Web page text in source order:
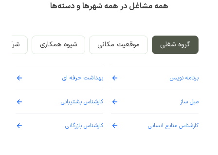
همه مشاغل در همه شهرها و دسته‌ها
گروه شغلی موقعیت مکانی شیوه همکاری
برنامه نویس
مبل ساز
کارشناس منابع انسانی
بهداشت حرفه ای
کارشناس پشتیبانی
کارشناس بازرگانی